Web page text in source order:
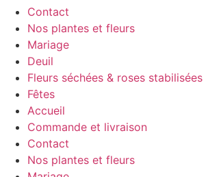
Contact
Nos plantes et fleurs
Mariage
Deuil
Fleurs séchées & roses stabilisées
Fêtes
Accueil
Commande et livraison
Contact
Nos plantes et fleurs